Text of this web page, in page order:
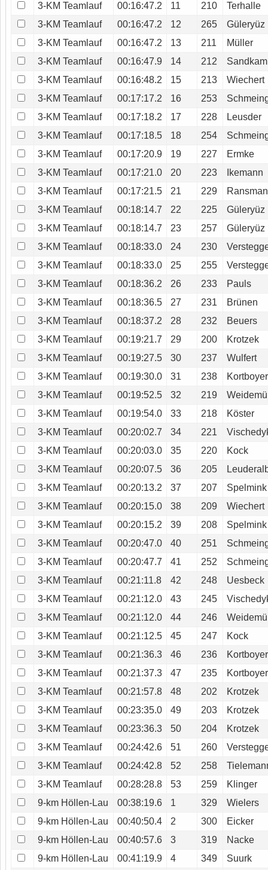
3-KM Teamlauf
00:16:47.2 11 210
Terhalle
3-KM Teamlauf
00:16:47.2 12 265
Güleryüz
3-KM Teamlauf
00:16:47.2 13 211
Müller
3-KM Teamlauf
00:16:47.9 14 212
3-KM Teamlauf
00:16:48.2 15 213
Wiechert
3-KM Teamlauf
00:17:17.2 16 253
3-KM Teamlauf
00:17:18.2 17 228
Leusder
3-KM Teamlauf
00:17:18.5 18 254
3-KM Teamlauf
00:17:20.9 19 227
Ermke
3-KM Teamlauf
00:17:21.0 20 223
Ikemann
3-KM Teamlauf
00:17:21.5 21 229
3-KM Teamlauf
00:18:14.7 22 225
Güleryüz
3-KM Teamlauf
00:18:14.7 23 257
Güleryüz
3-KM Teamlauf
00:18:33.0 24 230
3-KM Teamlauf
00:18:33.0 25 255
3-KM Teamlauf
00:18:36.2 26 233
Pauls
3-KM Teamlauf
00:18:36.5 27 231
Brünen
3-KM Teamlauf
00:18:37.2 28 232
Beuers
3-KM Teamlauf
00:19:21.7 29 200
Krotzek
3-KM Teamlauf
00:19:27.5 30 237
Wulfert
3-KM Teamlauf
00:19:30.0 31 238
Kortboyer
3-KM Teamlauf
00:19:52.5 32 219
3-KM Teamlauf
00:19:54.0 33 218
Köster
3-KM Teamlauf
00:20:02.7 34 221
3-KM Teamlauf
00:20:03.0 35 220
Kock
3-KM Teamlauf
00:20:07.5 36 205
3-KM Teamlauf
00:20:13.2 37 207
Spelmink
3-KM Teamlauf
00:20:15.0 38 209
Wiechert
3-KM Teamlauf
00:20:15.2 39 208
Spelmink
3-KM Teamlauf
00:20:47.0 40 251
3-KM Teamlauf
00:20:47.7 41 252
3-KM Teamlauf
00:21:11.8 42 248
Uesbeck
3-KM Teamlauf
00:21:12.0 43 245
3-KM Teamlauf
00:21:12.0 44 246
3-KM Teamlauf
00:21:12.5 45 247
Kock
3-KM Teamlauf
00:21:36.3 46 236
Kortboyer
3-KM Teamlauf
00:21:37.3 47 235
Kortboyer
3-KM Teamlauf
00:21:57.8 48 202
Krotzek
3-KM Teamlauf
00:23:35.0 49 203
Krotzek
3-KM Teamlauf
00:23:36.3 50 204
Krotzek
3-KM Teamlauf
00:24:42.6 51 260
3-KM Teamlauf
00:24:42.8 52 258
3-KM Teamlauf
00:28:28.8 53 259
Klinger
9-km Höllen-Lau
00:38:19.6 1 329
Wielers
9-km Höllen-Lau
00:40:50.4 2 300
Eicker
9-km Höllen-Lau
00:40:57.6 3 319
Nacke
9-km Höllen-Lau
00:41:19.9 4 349 Suurk